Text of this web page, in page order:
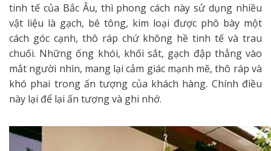
tinh tế của Bắc Âu, thì phong cách này sử dụng nhiều
vật liệu là gạch, bê tông, kim loại được phô bày một
cách góc cạnh, thô ráp chứ không hề tinh tế và trau
chuối. Những ống khói, khối sắt, gạch đập thẳng vào
mắt người nhìn, mang lại cảm giác mạnh mẽ, thô ráp và
khó phai trong ấn tượng của khách hàng. Chính điều
này lại để lại ấn tượng và ghi nhớ.